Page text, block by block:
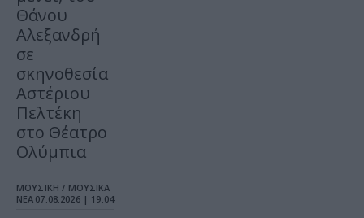
Θάνου
Αλεξανδρή
σε
σκηνοθεσία
Αστέριου
Πελτέκη
στο Θέατρο
Ολύμπια
ΜΟΥΣΙΚΗ / ΜΟΥΣΙΚΑ
ΝΕΑ 07.08.2026 | 19.04